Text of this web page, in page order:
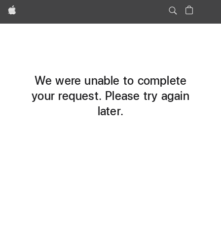
Apple
We were unable to complete
your request. Please try again
later.